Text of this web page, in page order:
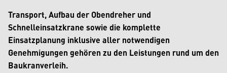
Transport, Aufbau der Obendreher und
Schnelleinsatzkrane sowie die komplette
Einsatzplanung inklusive aller notwendigen
Genehmigungen gehören zu den Leistungen rund um den
Baukranverleih.